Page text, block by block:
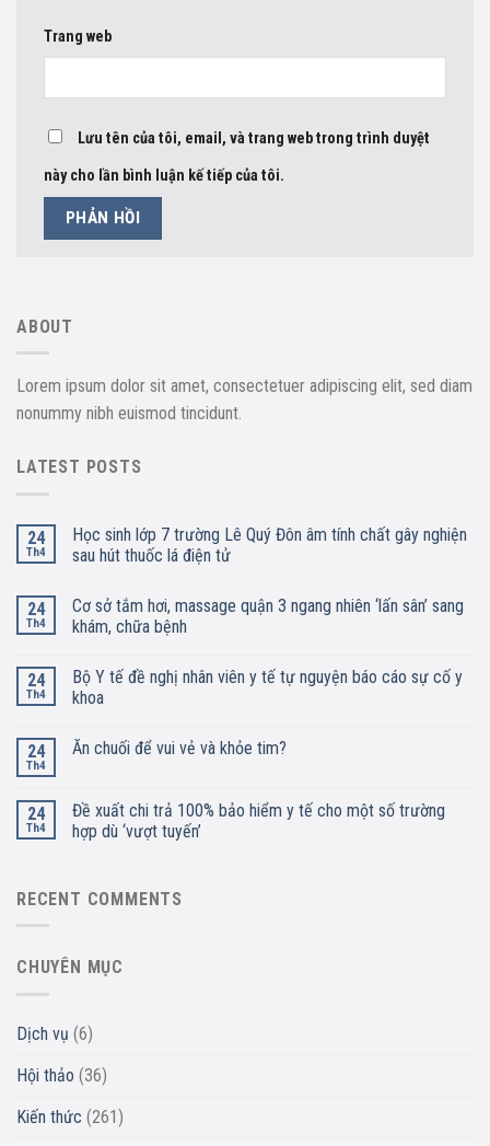
Trang web
Lưu tên của tôi, email, và trang web trong trình duyệt
này cho lần bình luận kế tiếp của tôi.
ABOUT
Lorem ipsum dolor sit amet, consectetuer adipiscing elit, sed diam
nonummy nibh euismod tincidunt.
LATEST POSTS
24
Th4
Học sinh lớp 7 trường Lê Quý Đôn âm tính chất gây nghiện
sau hút thuốc lá điện tử
24
Th4
Cơ sở tắm hơi, massage quận 3 ngang nhiên ‘lấn sân’ sang
khám, chữa bệnh
24
Th4
Bộ Y tế đề nghị nhân viên y tế tự nguyện báo cáo sự cố y
khoa
24
Th4
Ăn chuối để vui vẻ và khỏe tim?
24
Th4
Đề xuất chi trả 100% bảo hiểm y tế cho một số trường
hợp dù ‘vượt tuyến’
RECENT COMMENTS
CHUYÊN MỤC
Dịch vụ (6)
Hội thảo (36)
Kiến thức (261)